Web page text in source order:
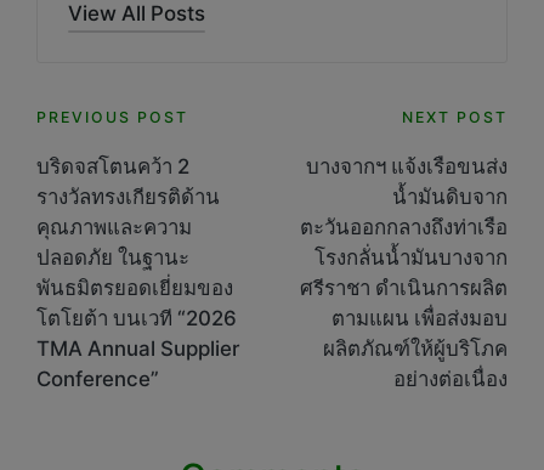
View All Posts
Post
navigation
PREVIOUS POST
บริดจสโตนคว้า 2
รางวัลทรงเกียรติด้าน
คุณภาพและความ
ปลอดภัย ในฐานะ
พันธมิตรยอดเยี่ยมของ
โตโยต้า บนเวที “2026
TMA Annual Supplier
Conference”
NEXT POST
บางจากฯ แจ้งเรือขนส่ง
น้ำมันดิบจาก
ตะวันออกกลางถึงท่าเรือ
โรงกลั่นน้ำมันบางจาก
ศรีราชา ดำเนินการผลิต
ตามแผน เพื่อส่งมอบ
ผลิตภัณฑ์ให้ผู้บริโภค
อย่างต่อเนื่อง